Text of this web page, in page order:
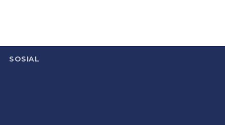
SOSIAL